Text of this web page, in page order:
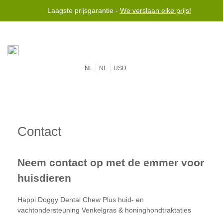
Laagste prijsgarantie - We verslaan elke prijs!
NL NL USD
Contact
Neem contact op met de emmer voor
huisdieren
Happi Doggy Dental Chew Plus huid- en
vachtondersteuning Venkelgras & honinghondtraktaties